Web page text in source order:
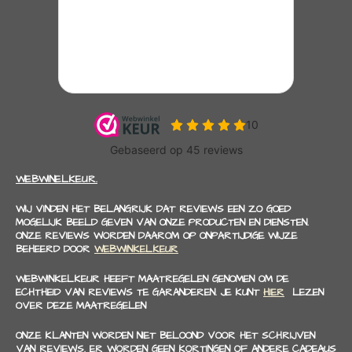
WEBWINELKEUR.
WIJ VINDEN HET BELANGRIJK DAT REVIEWS EEN ZO GOED
MOGELIJK BEELD GEVEN VAN ONZE PRODUCTEN EN DIENSTEN.
ONZE REVIEWS WORDEN DAAROM OP ONPARTIJDIGE WIJZE
BEHEERD DOOR WEBWINKELKEUR
WEBWINKELKEUR HEEFT MAATREGELEN GENOMEN OM DE
ECHTHEID VAN REVIEWS TE GARANDEREN. JE KUNT HIER LEZEN
OVER DEZE MAATREGELEN
ONZE KLANTEN WORDEN NIET BELOOND VOOR HET SCHRIJVEN
VAN REVIEWS. ER WORDEN GEEN KORTINGEN OF ANDERE CADEAUS